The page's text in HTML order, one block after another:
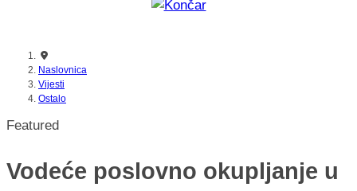
Naslovnica
Vijesti
Ostalo
Featured
Vodeće poslovno okupljanje u